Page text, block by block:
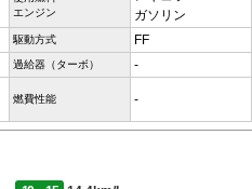
エンジン
ガソリン
駆動方式 FF
過給器（ターボ） -
燃費性能 -